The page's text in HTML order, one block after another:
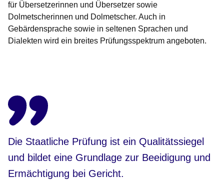
für Übersetzerinnen und Übersetzer sowie
Dolmetscherinnen und Dolmetscher. Auch in
Gebärdensprache sowie in seltenen Sprachen und
Dialekten wird ein breites Prüfungsspektrum angeboten.
Die Staatliche Prüfung ist ein Qualitätssiegel
und bildet eine Grundlage zur Beeidigung und
Ermächtigung bei Gericht.